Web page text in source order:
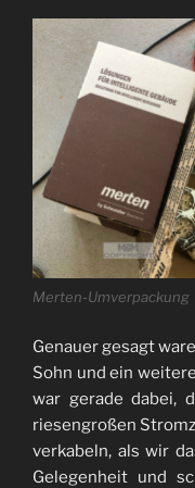
Merten-Umverpackung
Genauer gesagt
Sohn und ein
war gerade dabei,
riesengroßen
verkabeln, als wir
Gelegenheit und